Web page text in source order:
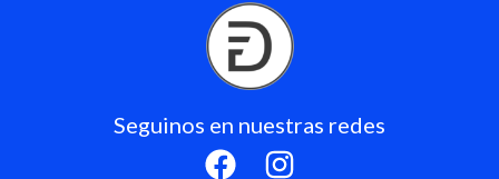
Seguinos en nuestras redes